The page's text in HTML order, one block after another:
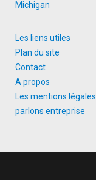
Michigan
Les liens utiles
Plan du site
Contact
A propos
Les mentions légales
parlons entreprise